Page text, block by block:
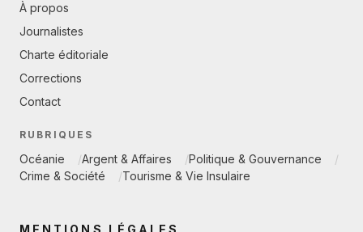
À propos
Journalistes
Charte éditoriale
Corrections
Contact
RUBRIQUES
Océanie Argent & Affaires
Politique & Gouvernance
Crime & Société
Tourisme & Vie Insulaire
MENTIONS LÉGALES